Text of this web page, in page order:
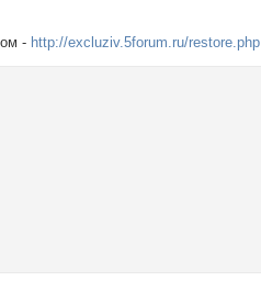
- http://excluziv.5forum.ru/restore.php